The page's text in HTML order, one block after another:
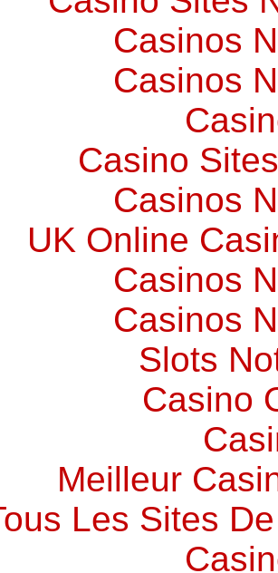
Casinos
Casinos
Casino
Casinos
UK Online
Casinos
Casinos
Slots
Casino
Meilleur
Les Sites